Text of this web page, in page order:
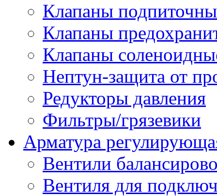
Клапаны
Клапаны
Клапаны
Нептун-защита от
Редукторы давления
Фильтры/грязевики
Арматура
Вентили
Вентиля для